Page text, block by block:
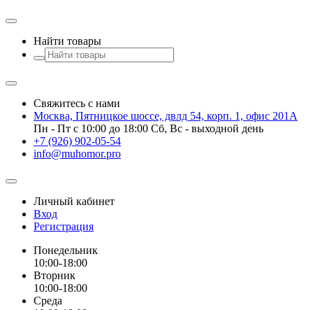
Найти товары
Свяжитесь с нами
Москва, Пятницкое шоссе, двлд 54, корп. 1, офис 201А
Пн - Пт с 10:00 до 18:00 Сб, Вс - выходной день
+7 (926) 902-05-54
info@muhomor.pro
Личный кабинет
Вход
Регистрация
Понедельник
10:00-18:00
Вторник
10:00-18:00
Среда